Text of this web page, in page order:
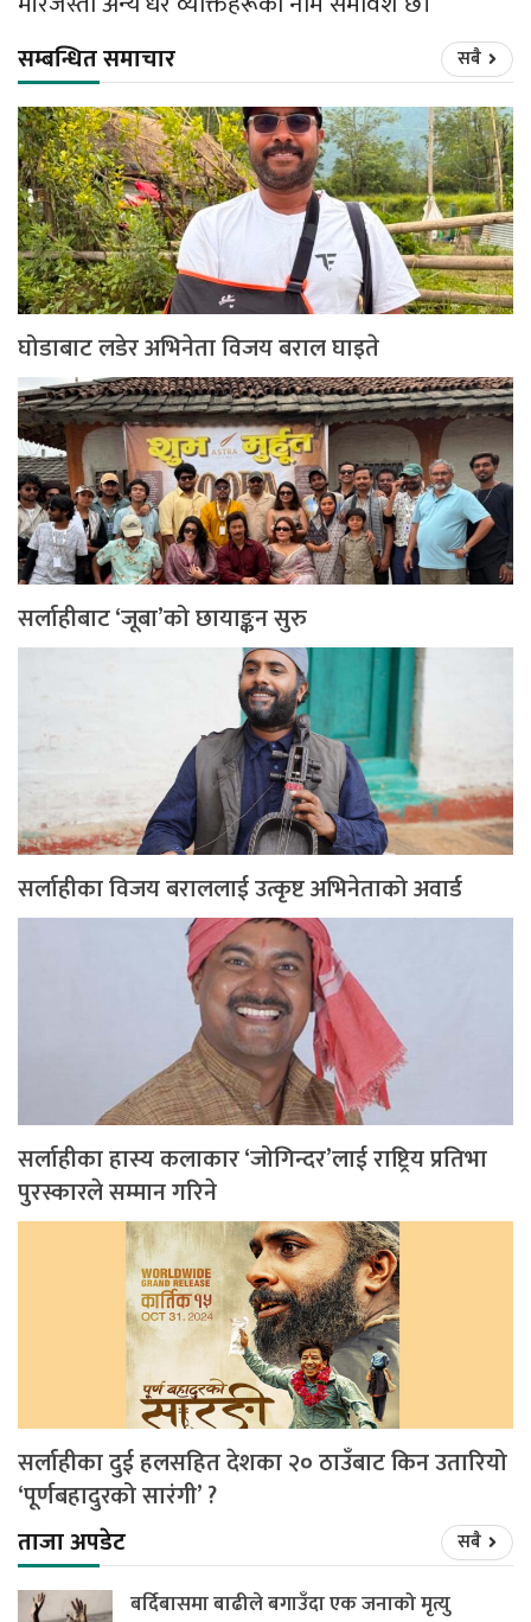
सम्बन्धित समाचार सबै
घोडाबाट लडेर अभिनेता विजय बराल घाइते
सर्लाहीबाट ‘जूबा’को छायाङ्कन सुरु
सर्लाहीका विजय बराललाई उत्कृष्ट अभिनेताको अवार्ड
सर्लाहीका हास्य कलाकार ‘जोगिन्दर’लाई राष्ट्रिय प्रतिभा
पुरस्कारले सम्मान गरिने
सर्लाहीका दुई हलसहित देशका २० ठाउँबाट किन उतारियो
‘पूर्णबहादुरको सारंगी’ ?
ताजा अपडेट
सबै
बर्दिबासमा बाढीले बगाउँदा एक जनाको मृत्यु